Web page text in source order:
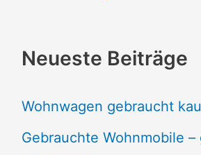
Neueste Beiträge
Wohnwagen gebraucht
Gebrauchte Wohnmobile